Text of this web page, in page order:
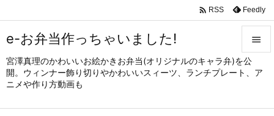
e-お弁当作っちゃいました!
宮澤真理のかわいいお絵かきお弁当(オリジナルのキャラ弁)を公
開。ウィンナー飾り切りやかわいいスィーツ、ランチプレート、ア
ニメや作り方動画も


メニュ
サイド
 RSS Feedly